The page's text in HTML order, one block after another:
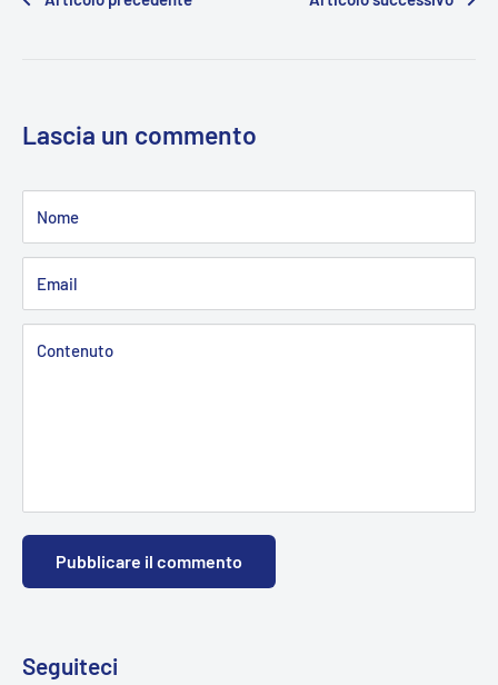
Lascia un commento
Nome
Email
Contenuto
Pubblicare il commento
Seguiteci